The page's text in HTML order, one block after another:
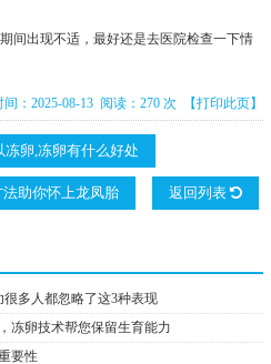
间出现不适，最好还是去医院检查一下情
间：2025-08-13 阅读：270 次 【打印此页】
冻卵,冻卵有什么好处
助你怀上龙凤胎 返回列表
多人都忽略了这3种表现
冻卵技术帮您保留生育能力
要性